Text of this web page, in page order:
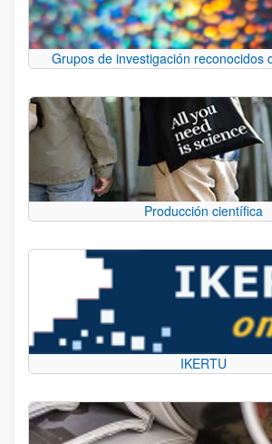
Grupos de investigación reconocidos
Producción científica
IKERTU